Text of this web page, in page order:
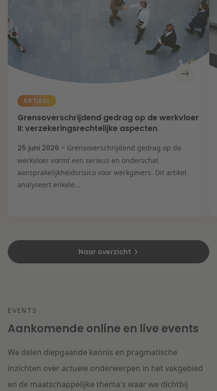
ARTIKEL
Grensoverschrijdend gedrag op de werkvloer
II: verzekeringsrechtelijke aspecten
25 juni 2026 - Grensoverschrijdend gedrag op de
werkvloer vormt een serieus en onderschat
aansprakelijkheidsrisico voor werkgevers. Dit artikel
analyseert enkele...
Naar overzicht
EVENTS
Aankomende online en live events
We delen diepgaande kennis en pragmatische
inzichten over actuele onderwerpen in het vakgebied
en de maatschappelijke thema's waar we dichtbij